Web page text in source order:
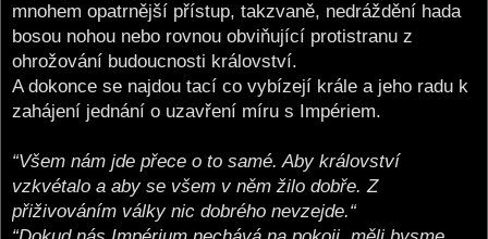
mnohem opatrnější přístup, takzvaně, nedráždění hada
bosou nohou nebo rovnou obviňující protistranu z
ohrožování budoucnosti království.
A dokonce se najdou tací co vybízejí krále a jeho radu k
zahájení jednání o uzavření míru s Impériem.
“Všem nám jde přece o to samé. Aby království
vzkvétalo a aby se všem v něm žilo dobře. Z
přiživováním války nic dobrého nevzejde.“